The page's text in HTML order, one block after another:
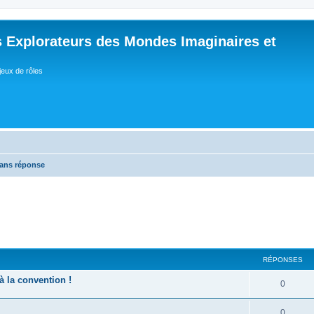
Explorateurs des Mondes Imaginaires et
de rôles
réponse
RÉPONSES
la convention ! 0R
é
R